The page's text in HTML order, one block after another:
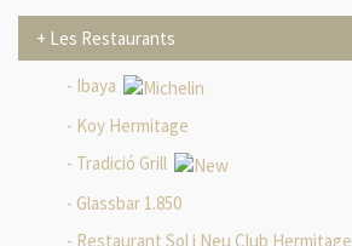
Les Restaurants
Ibaya
Koy Hermitage
Tradició Grill
Glassbar 1.850
Restaurant Sol i Neu Club Hermitage